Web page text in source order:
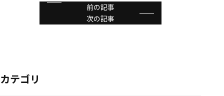
前の記事
次の記事
カテゴリ